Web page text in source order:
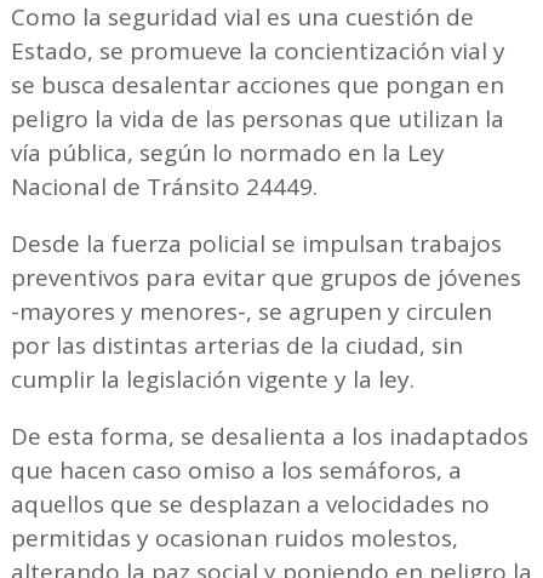
Como la seguridad vial es una cuestión de
Estado, se promueve la concientización vial y
se busca desalentar acciones que pongan en
peligro la vida de las personas que utilizan la
vía pública, según lo normado en la Ley
Nacional de Tránsito 24449.
Desde la fuerza policial se impulsan trabajos
preventivos para evitar que grupos de jóvenes
-mayores y menores-, se agrupen y circulen
por las distintas arterias de la ciudad, sin
cumplir la legislación vigente y la ley.
De esta forma, se desalienta a los inadaptados
que hacen caso omiso a los semáforos, a
aquellos que se desplazan a velocidades no
permitidas y ocasionan ruidos molestos,